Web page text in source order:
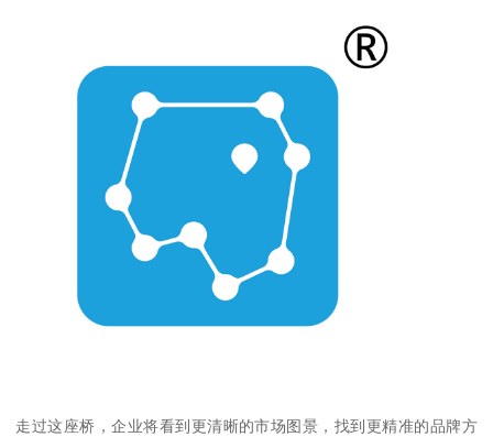
走过这座桥，企业将看到更清晰的市场图景，找到更精准的品牌方